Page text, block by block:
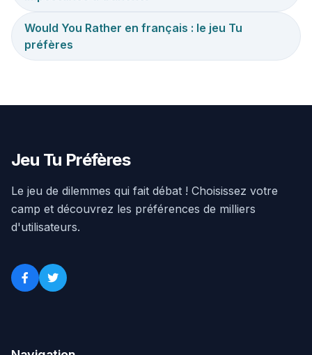
Would You Rather en français : le jeu Tu
préfères
Jeu Tu Préfères
Le jeu de dilemmes qui fait débat ! Choisissez votre
camp et découvrez les préférences de milliers
d'utilisateurs.